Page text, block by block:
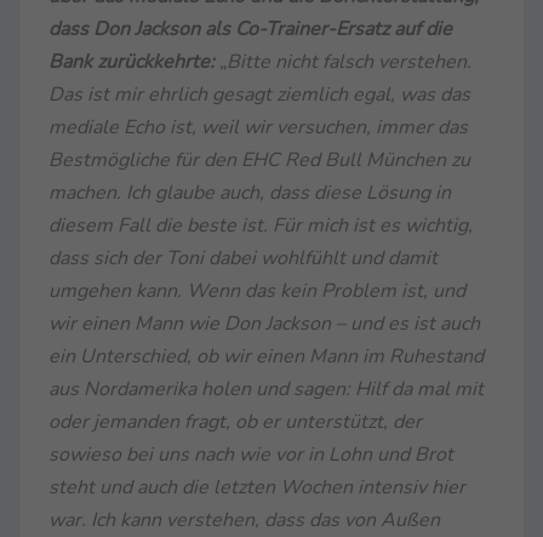
dass Don Jackson als Co-Trainer-Ersatz auf die
Bank zurückkehrte:„Bitte nicht falsch verstehen.
Das ist mir ehrlich gesagt ziemlich egal, was das
mediale Echo ist, weil wir versuchen, immer das
Bestmögliche für den EHC Red Bull München zu
machen. Ich glaube auch, dass diese Lösung in
diesem Fall die beste ist. Für mich ist es wichtig,
dass sich der Toni dabei wohlfühlt und damit
umgehen kann. Wenn das kein Problem ist, und
wir einen Mann wie Don Jackson – und es ist auch
ein Unterschied, ob wir einen Mann im Ruhestand
aus Nordamerika holen und sagen: Hilf da mal mit
oder jemanden fragt, ob er unterstützt, der
sowieso bei uns nach wie vor in Lohn und Brot
steht und auch die letzten Wochen intensiv hier
war. Ich kann verstehen, dass das von Außen